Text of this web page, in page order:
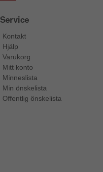
Service
Kontakt
Hjälp
Varukorg
Mitt konto
Minneslista
Min önskelista
Offentlig önskelista